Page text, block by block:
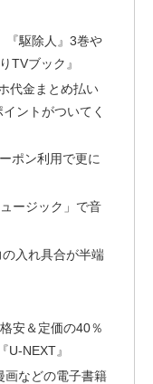
『駆除人』3巻や
TVブック』
代金まとめ払い
ントがついてく
ポン利用で更に
ージック」で音
入れ具合が半端
安＆定価の40％
U-NEXT』
画などの電子書籍